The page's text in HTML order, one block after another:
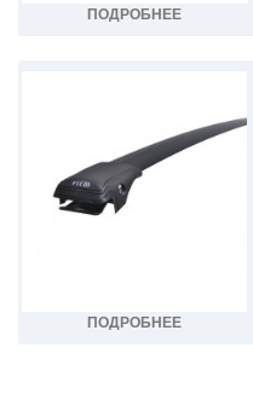
ПОДРОБНЕЕ
ПОДРОБНЕЕ